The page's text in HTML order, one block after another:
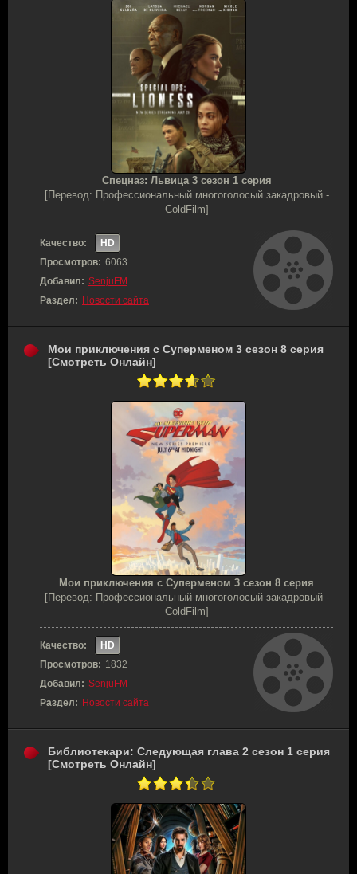
Спецназ: Львица 3 сезон 1 серия
[Перевод: Профессиональный многоголосый закадровый -
ColdFilm]
Качество:
HD
Просмотров: 6063
Добавил: SenjuFM
Раздел: Новости сайта
Мои приключения с Суперменом 3 сезон 8 серия
[Смотреть Онлайн]
Мои приключения с Суперменом 3 сезон 8 серия
[Перевод: Профессиональный многоголосый закадровый -
ColdFilm]
Качество:
HD
Просмотров: 1832
Добавил: SenjuFM
Раздел: Новости сайта
Библиотекари: Следующая глава 2 сезон 1 серия
[Смотреть Онлайн]